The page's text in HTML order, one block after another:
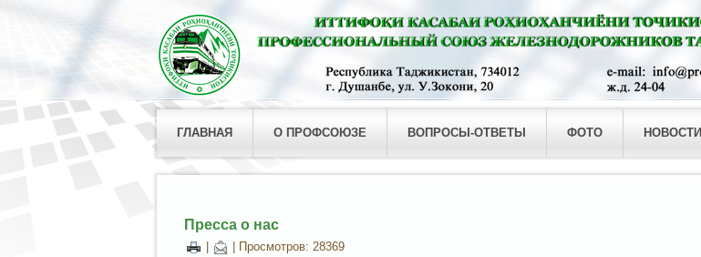
ГЛАВНАЯ О ПРОФСОЮЗЕ ВОПРОСЫ-ОТВЕТЫ ФОТО НОВОСТИ
Пресса о нас
| Просмотров: 28369